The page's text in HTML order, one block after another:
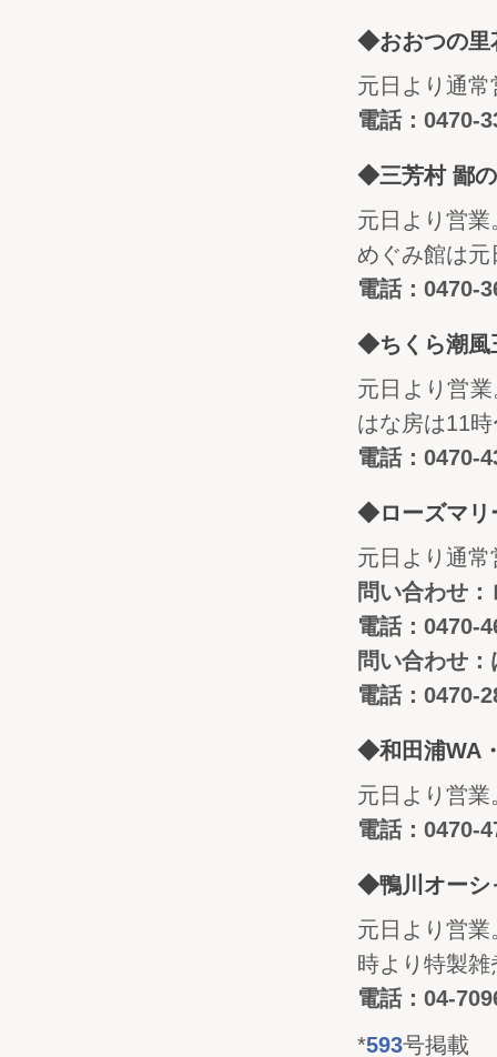
◆おおつの里
元日より通
電話：0470-
◆三芳村 鄙
元日より営
めぐみ館は
電話：0470-
◆ちくら潮風
元日より営
はな房は11
電話：0470-
◆ローズマリ
元日より通
問い合わせ
電話：0470-
問い合わせ
電話：0470-
◆和田浦WA
元日より営
電話：0470-
◆鴨川オーシ
元日より営
時より特製
電話：04-
*593号掲載